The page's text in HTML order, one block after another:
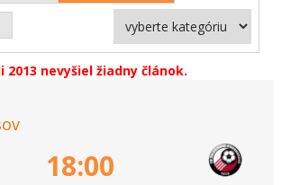
2013 nevyšiel žiadny článok.
18:00